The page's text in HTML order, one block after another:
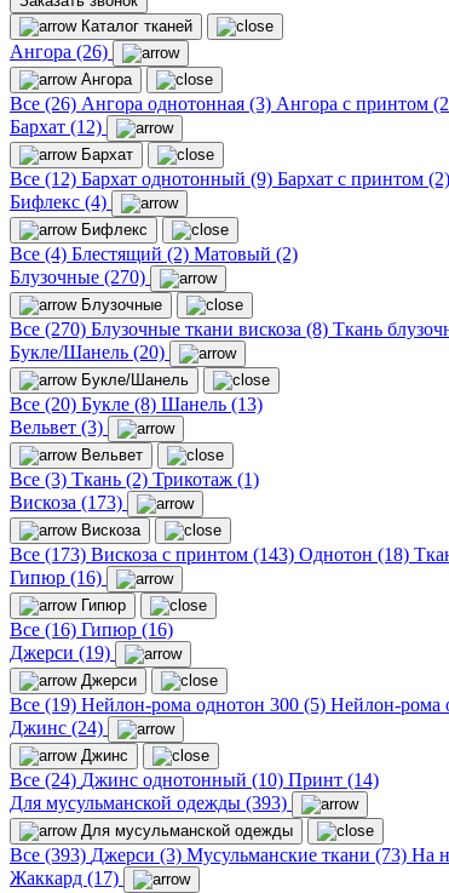
Каталог тканей
Ангора (26)
Ангора
Все (26) Ангора однотонная (3) Ангора с принтом
Бархат (12)
Бархат
Все (12) Бархат однотонный (9) Бархат с принтом (2)
Бифлекс (4)
Бифлекс
Все (4) Блестящий (2) Матовый (2)
Блузочные (270)
Блузочные
Все (270) Блузочные ткани вискоза (8) Ткань
Букле/Шанель (20)
Букле/Шанель
Все (20) Букле (8) Шанель (13)
Вельвет (3)
Вельвет
Все (3) Ткань (2) Трикотаж (1)
Вискоза (173)
Вискоза
Все (173) Вискоза с принтом (143) Однотон (18)
Гипюр (16)
Гипюр
Все (16) Гипюр (16)
Джерси (19)
Джерси
Все (19) Нейлон-рома однотон 300 (5) Нейлон-рома
Джинс (24)
Джинс
Все (24) Джинс однотонный (10) Принт (14)
Для мусульманской одежды (393)
Для мусульманской одежды
Все (393) Джерси (3) Мусульманские ткани (73) На
Жаккард (17)